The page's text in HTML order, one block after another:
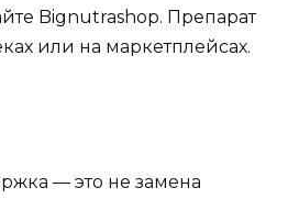
Bignutrashop. Препарат
или на маркетплейсах.
— это не замена